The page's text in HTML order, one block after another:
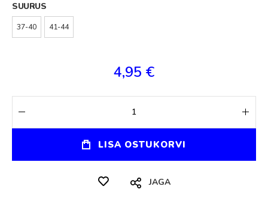
SUURUS
37-40 41-44
4,95 €
LISA OSTUKORVI
JAGA